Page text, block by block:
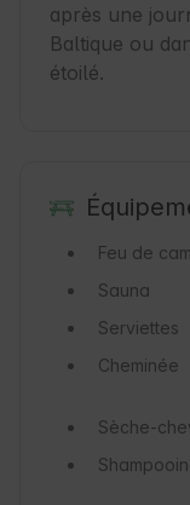
après une
Baltique ou
étoilé.
Feu de
Sauna
Serviettes
Cheminée
Sèche-